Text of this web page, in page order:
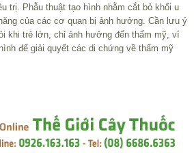
trị. Phẫu thuật tạo hình nhằm cắt bỏ khối u
của các cơ quan bị ảnh hưởng. Cần lưu ý
khi trẻ lớn, chỉ ảnh hưởng đến thẩm mỹ, vì
để giải quyết các di chứng về thẩm mỹ